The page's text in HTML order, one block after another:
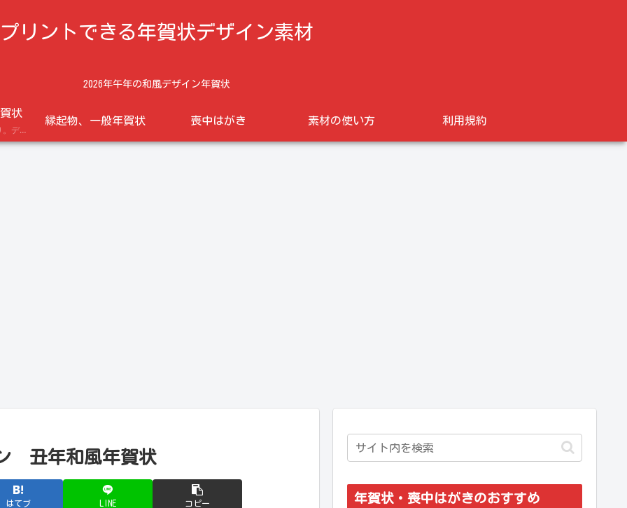
プリントできる年賀状デザイン素材
2026年午年の和風デザイン年賀状
状
午年の馬のイラスト入り。デザイン年賀状
縁起物、一般年賀状 喪中はがき 素材の使い方 利用規約
丑年和風年賀状
はてブ LINE コピー 年賀状・喪中はがきのおすすめ